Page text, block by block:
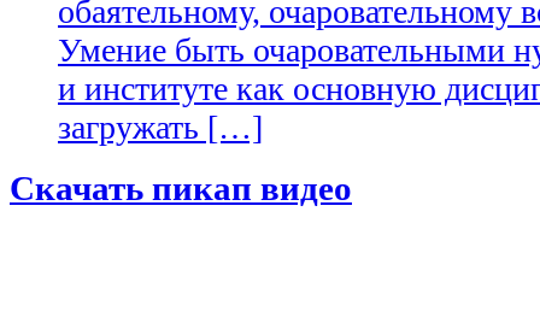
обаятельному, очаровательному
Умение быть очаровательными
и институте как основную
загружать […]
Скачать пикап видео